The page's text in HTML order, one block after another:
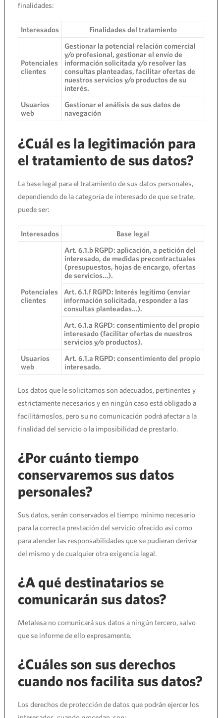
finalidades:
Interesados Finalidades del tratamiento
Potenciales
clientes
Gestionar la potencial relación comercial
y/o profesional, gestionar el envío de
información solicitada y/o resolver las
consultas planteadas, facilitar ofertas de
nuestros servicios y/o productos de su
interés.
Usuarios
web
Gestionar el análisis de sus datos de
navegación
¿Cuál es la legitimación para
el tratamiento de sus datos?
La base legal para el tratamiento de sus datos personales,
dependiendo de la categoría de interesado de que se trate,
puede ser:
Interesados Base legal
Potenciales
clientes
Art. 6.1.b RGPD: aplicación, a petición del
interesado, de medidas precontractuales
(presupuestos, hojas de encargo, ofertas
de servicios…).
Art. 6.1.f RGPD: Interés legítimo (enviar
información solicitada, responder a las
consultas planteadas…).
Art. 6.1.a RGPD: consentimiento del propio
interesado (facilitar ofertas de nuestros
servicios y/o productos).
Usuarios
web
Art. 6.1.a RGPD: consentimiento del propio
interesado.
Los datos que le solicitamos son adecuados, pertinentes y
estrictamente necesarios y en ningún caso está obligado a
facilitárnoslos, pero su no comunicación podrá afectar a la
finalidad del servicio o la imposibilidad de prestarlo.
¿Por cuánto tiempo
conservaremos sus datos
personales?
Sus datos, serán conservados el tiempo mínimo necesario
para la correcta prestación del servicio ofrecido así como
para atender las responsabilidades que se pudieran derivar
del mismo y de cualquier otra exigencia legal.
¿A qué destinatarios se
comunicarán sus datos?
Metalesa no comunicará sus datos a ningún tercero, salvo
que se informe de ello expresamente.
¿Cuáles son sus derechos
cuando nos facilita sus datos?
Los derechos de protección de datos que podrán ejercer los